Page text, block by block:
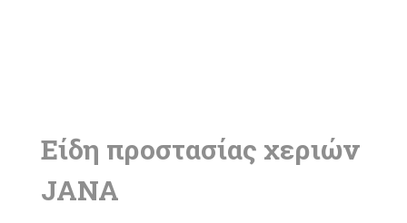
Eίδη προστασίας χεριών
JANA